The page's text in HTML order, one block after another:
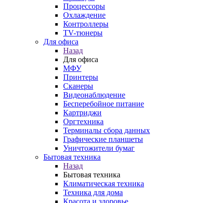
Процессоры
Охлаждение
Контроллеры
TV-тюнеры
Для офиса
Назад
Для офиса
МФУ
Принтеры
Сканеры
Видеонаблюдение
Бесперебойное питание
Картриджи
Оргтехника
Терминалы сбора данных
Графические планшеты
Уничтожители бумаг
Бытовая техника
Назад
Бытовая техника
Климатическая техника
Техника для дома
Красота и здоровье